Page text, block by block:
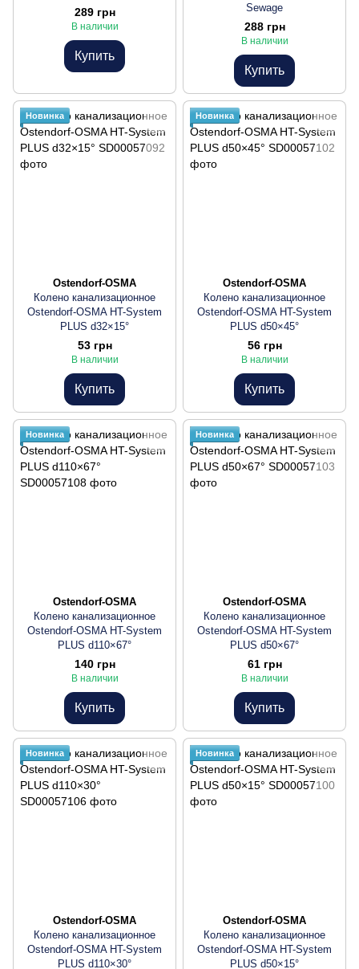
289 грн
В наличии
Купить
Sewage
288 грн
В наличии
Купить
Новинка
Ostendorf-OSMA
Колено канализационное
Ostendorf-OSMA HT-System
PLUS d32×15°
53 грн
В наличии
Купить
Новинка
Ostendorf-OSMA
Колено канализационное
Ostendorf-OSMA HT-System
PLUS d50×45°
56 грн
В наличии
Купить
Новинка
Ostendorf-OSMA
Колено канализационное
Ostendorf-OSMA HT-System
PLUS d110×67°
140 грн
В наличии
Купить
Новинка
Ostendorf-OSMA
Колено канализационное
Ostendorf-OSMA HT-System
PLUS d50×67°
61 грн
В наличии
Купить
Новинка
Ostendorf-OSMA
Колено канализационное
Ostendorf-OSMA HT-System
PLUS d110×30°
Новинка
Ostendorf-OSMA
Колено канализационное
Ostendorf-OSMA HT-System
PLUS d50×15°